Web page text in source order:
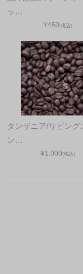
ッ…
¥450(税込)
タンザニア/リビング
ン…
¥1,000(税込)